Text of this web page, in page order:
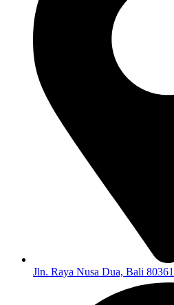
Jln. Raya Nusa Dua, Bali 80361